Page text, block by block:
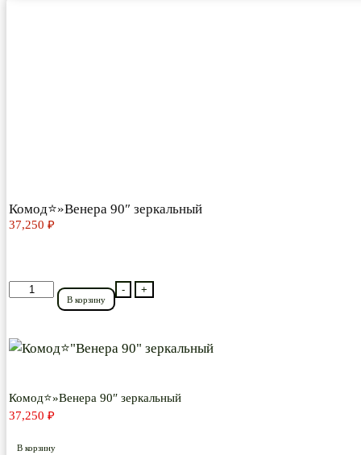
Комод⭐»Венера 90″ зеркальный
37,250 ₽
-
Количество
90"
+
В корзину
Комод⭐»Венера 90″ зеркальный
37,250 ₽
В корзину